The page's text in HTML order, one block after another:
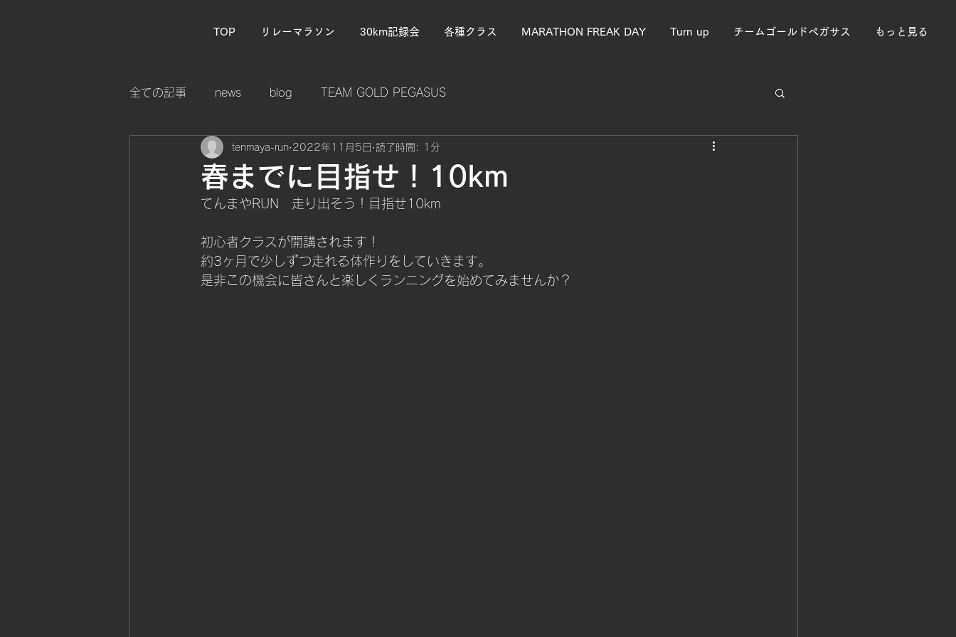
TOP リレーマラソン 30km記録会 各種クラス MARATHON FREAK DAY Turn up チームゴールドペガサス もっと見る
全ての記事 news blog TEAM GOLD PEGASUS
春までに目指せ！10km
tenmaya-run 2022年11月5日 読了時間: 1分
てんまやRUN　走り出そう！目指せ10km
初心者クラスが開講されます！
約3ヶ月で少しずつ走れる体作りをしていきます。
是非この機会に皆さんと楽しくランニングを始めてみませんか？